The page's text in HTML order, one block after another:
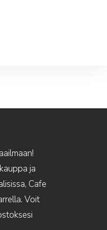
ja
Cafe
Voit